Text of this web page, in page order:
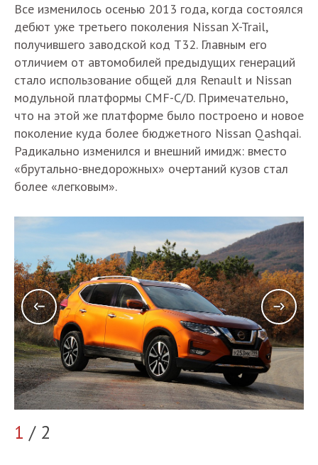
Все изменилось осенью 2013 года, когда состоялся
дебют уже третьего поколения Nissan X-Trail,
получившего заводской код Т32. Главным его
отличием от автомобилей предыдущих генераций
стало использование общей для Renault и Nissan
модульной платформы CMF-C/D. Примечательно,
что на этой же платформе было построено и новое
поколение куда более бюджетного Nissan Qashqai.
Радикально изменился и внешний имидж: вместо
«брутально-внедорожных» очертаний кузов стал
более «легковым».
1 / 2